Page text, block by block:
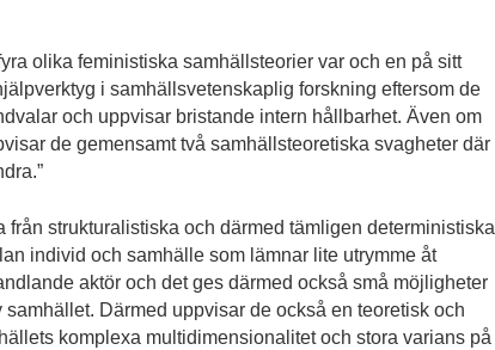
olika feministiska samhällsteorier var och en på sitt
i samhällsvetenskaplig forskning eftersom de
och uppvisar bristande intern hållbarhet. Även om
de gemensamt två samhällsteoretiska svagheter där
från strukturalistiska och därmed tämligen deterministiska
individ och samhälle som lämnar lite utrymme åt
aktör och det ges därmed också små möjligheter
Därmed uppvisar de också en teoretisk och
komplexa multidimensionalitet och stora varians på